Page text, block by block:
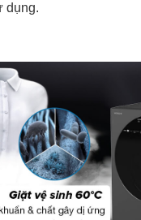
dụng.